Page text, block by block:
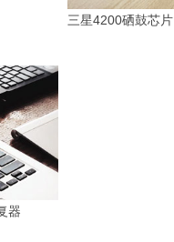
三星4200硒鼓芯片
器